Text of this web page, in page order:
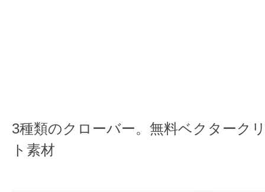
3種類のクローバー。無料ベクターク
ト素材